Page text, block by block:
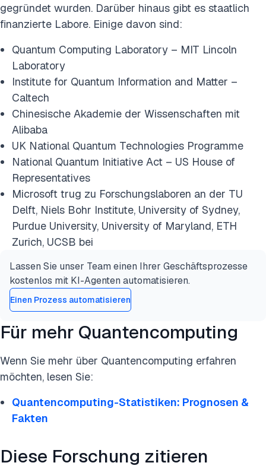
gegründet wurden. Darüber hinaus gibt es staatlich
finanzierte Labore. Einige davon sind:
Quantum Computing Laboratory – MIT Lincoln
Laboratory
Institute for Quantum Information and Matter –
Caltech
Chinesische Akademie der Wissenschaften mit
Alibaba
UK National Quantum Technologies Programme
National Quantum Initiative Act – US House of
Representatives
Microsoft trug zu Forschungslaboren an der TU
Delft, Niels Bohr Institute, University of Sydney,
Purdue University, University of Maryland, ETH
Zurich, UCSB bei
Lassen Sie unser Team einen Ihrer Geschäftsprozesse
kostenlos mit KI-Agenten automatisieren.
Einen Prozess automatisieren
Für mehr Quantencomputing
Wenn Sie mehr über Quantencomputing erfahren
möchten, lesen Sie:
Quantencomputing-Statistiken: Prognosen &
Fakten
Diese Forschung zitieren